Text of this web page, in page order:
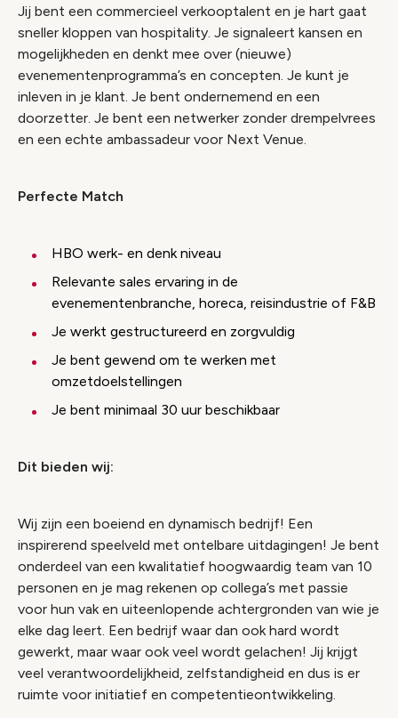
Jij bent een commercieel verkooptalent en je hart gaat
sneller kloppen van hospitality. Je signaleert kansen en
mogelijkheden en denkt mee over (nieuwe)
evenementenprogramma’s en concepten. Je kunt je
inleven in je klant. Je bent ondernemend en een
doorzetter. Je bent een netwerker zonder drempelvrees
en een echte ambassadeur voor Next Venue.
Perfecte Match
HBO werk- en denk niveau
Relevante sales ervaring in de
evenementenbranche, horeca, reisindustrie of F&B
Je werkt gestructureerd en zorgvuldig
Je bent gewend om te werken met
omzetdoelstellingen
Je bent minimaal 30 uur beschikbaar
Dit bieden wij:
Wij zijn een boeiend en dynamisch bedrijf! Een
inspirerend speelveld met ontelbare uitdagingen! Je bent
onderdeel van een kwalitatief hoogwaardig team van 10
personen en je mag rekenen op collega’s met passie
voor hun vak en uiteenlopende achtergronden van wie je
elke dag leert. Een bedrijf waar dan ook hard wordt
gewerkt, maar waar ook veel wordt gelachen! Jij krijgt
veel verantwoordelijkheid, zelfstandigheid en dus is er
ruimte voor initiatief en competentieontwikkeling.